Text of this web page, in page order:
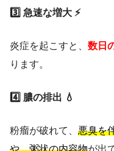
3️⃣ 急速な増大 ⚡
炎症を起こすと、 数日
ります。
4️⃣ 膿の排出 💧
粉瘤が破れて、 悪臭を
や、粥状の内容物が出